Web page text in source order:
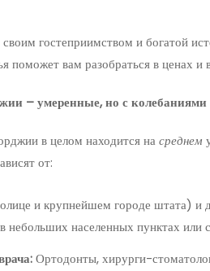
гостеприимством и богатой
поможет вам разобраться в ценах
– умеренные, но с колебаниями
в целом находится насреднем
от:
и крупнейшем городе штата) и
населенных пунктах или
Ортодонты, хирурги-